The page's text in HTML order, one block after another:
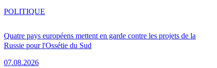
Quatre pays européens mettent en garde contre les projets de la
Russie pour l'Ossétie du Sud
07.08.2026
POLITIQUE